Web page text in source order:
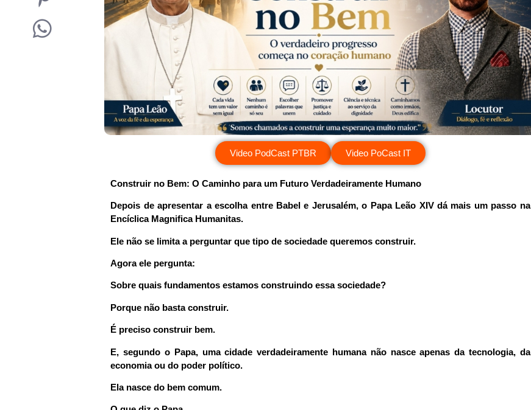
Video PodCast PTBR Video PoCast IT
Construir no Bem: O Caminho para um Futuro Verdadeiramente Humano
Depois de apresentar a escolha entre Babel e Jerusalém, o Papa Leão XIV dá mais um passo na
Encíclica Magnifica Humanitas.
Ele não se limita a perguntar que tipo de sociedade queremos construir.
Agora ele pergunta:
Sobre quais fundamentos estamos construindo essa sociedade?
Porque não basta construir.
É preciso construir bem.
E, segundo o Papa, uma cidade verdadeiramente humana não nasce apenas da tecnologia, da
economia ou do poder político.
Ela nasce do bem comum.